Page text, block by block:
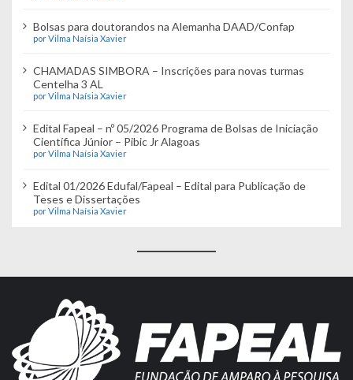
Bolsas para doutorandos na Alemanha DAAD/Confap
por Vilma Naísia Xavier
CHAMADAS SIMBORA – Inscrições para novas turmas
Centelha 3 AL
por Vilma Naísia Xavier
Edital Fapeal – nº 05/2026 Programa de Bolsas de Iniciação
Científica Júnior – Pibic Jr Alagoas
por Vilma Naísia Xavier
Edital 01/2026 Edufal/Fapeal – Edital para Publicação de
Teses e Dissertações
por Vilma Naísia Xavier